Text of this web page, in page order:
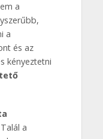
a
a
és az
kényeztetni
a